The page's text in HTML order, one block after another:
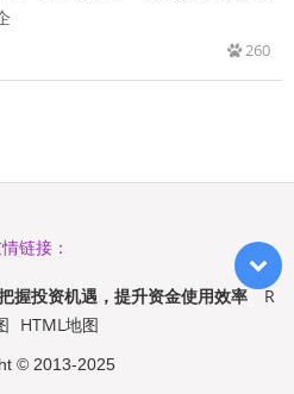
260
链接：
握投资机遇，提升资金使用效率
R
HTML地图
© 2013-2025